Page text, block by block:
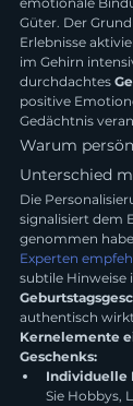
Güter. Der
Erlebnisse
im Gehirn
durchdachtes
positive
Gedächtnis
Warum
Unterschied
Die
signalisiert dem
genommen
Experten
subtile Hinweise
authentisch
Kernelemente
Geschenks:
Individuelle
Sie Hobbys,